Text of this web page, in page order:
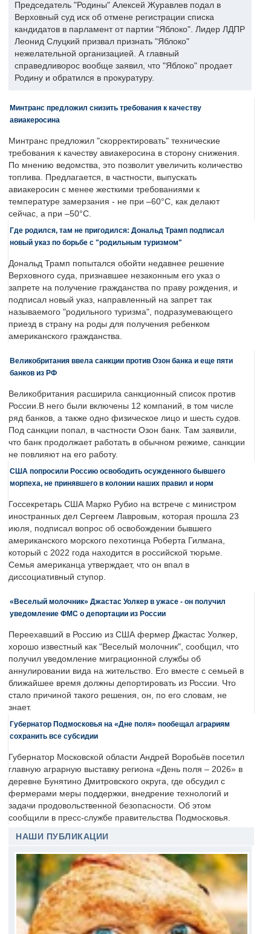
Председатель "Родины" Алексей Журавлев подал в
Верховный суд иск об отмене регистрации списка
кандидатов в парламент от партии "Яблоко". Лидер ЛДПР
Леонид Слуцкий призвал признать "Яблоко"
нежелательной организацией. А главный
справедливорос вообще заявил, что "Яблоко" продает
Родину и обратился в прокуратуру.
Минтранс предложил снизить требования к качеству
авиакеросина
Минтранс предложил "скорректировать" технические
требования к качеству авиакеросина в сторону снижения.
По мнению ведомства, это позволит увеличить количество
топлива. Предлагается, в частности, выпускать
авиакеросин с менее жесткими требованиями к
температуре замерзания - не при –60°C, как делают
сейчас, а при –50°C.
Где родился, там не пригодился: Дональд Трамп подписал
новый указ по борьбе с "родильным туризмом"
Дональд Трамп попытался обойти недавнее решение
Верховного суда, признавшее незаконным его указ о
запрете на получение гражданства по праву рождения, и
подписал новый указ, направленный на запрет так
называемого "родильного туризма", подразумевающего
приезд в страну на роды для получения ребенком
американского гражданства.
Великобритания ввела санкции против Озон банка и еще пяти
банков из РФ
Великобритания расширила санкционный список против
России.В него были включены 12 компаний, в том числе
ряд банков, а также одно физическое лицо и шесть судов.
Под санкции попал, в частности Озон банк. Там заявили,
что банк продолжает работать в обычном режиме, санкции
не повлияют на его работу.
США попросили Россию освободить осужденного бывшего
морпеха, не принявшего в колонии наших правил и норм
Госсекретарь США Марко Рубио на встрече с министром
иностранных дел Сергеем Лавровым, которая прошла 23
июля, подписал вопрос об освобождении бывшего
американского морского пехотинца Роберта Гилмана,
который с 2022 года находится в российской тюрьме.
Семья американца утверждает, что он впал в
диссоциативный ступор.
«Веселый молочник» Джастас Уолкер в ужасе - он получил
уведомление ФМС о депортации из России
Переехавший в Россию из США фермер Джастас Уолкер,
хорошо известный как "Веселый молочник", сообщил, что
получил уведомление миграционной службы об
аннулировании вида на жительство. Его вместе с семьей в
ближайшее время должны депортировать из России. Что
стало причиной такого решения, он, по его словам, не
знает.
Губернатор Подмосковья на «Дне поля» пообещал аграриям
сохранить все субсидии
Губернатор Московской области Андрей Воробьёв посетил
главную аграрную выставку региона «День поля – 2026» в
деревне Бунятино Дмитровского округа, где обсудил с
фермерами меры поддержки, внедрение технологий и
задачи продовольственной безопасности. Об этом
сообщили в пресс-службе правительства Подмосковья.
НАШИ ПУБЛИКАЦИИ